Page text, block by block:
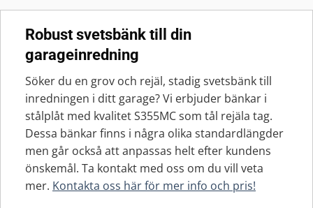
Robust svetsbänk till din
garageinredning
Söker du en grov och rejäl, stadig svetsbänk till
inredningen i ditt garage? Vi erbjuder bänkar i
stålplåt med kvalitet S355MC som tål rejäla tag.
Dessa bänkar finns i några olika standardlängder
men går också att anpassas helt efter kundens
önskemål. Ta kontakt med oss om du vill veta
mer. Kontakta oss här för mer info och pris!